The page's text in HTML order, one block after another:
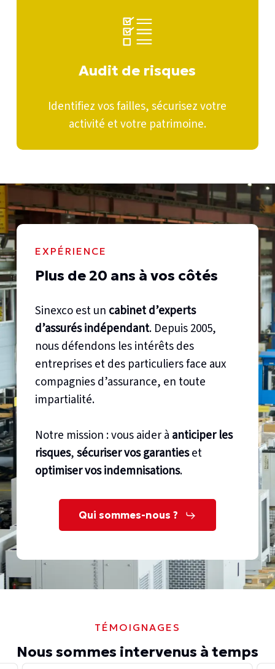
de
risques
Audit de risques
Identifiez vos failles, sécurisez votre
activité et votre patrimoine.
EXPÉRIENCE
Plus de 20 ans à vos côtés
Sinexco est un cabinet d’experts
d’assurés indépendant. Depuis 2005,
nous défendons les intérêts des
entreprises et des particuliers face aux
compagnies d’assurance, en toute
impartialité.
Notre mission : vous aider à anticiper les
risques,sécuriser vos garantieset
optimiser vos indemnisations.
Qui sommes-nous ?
TÉMOIGNAGES
Nous sommes intervenus à temps